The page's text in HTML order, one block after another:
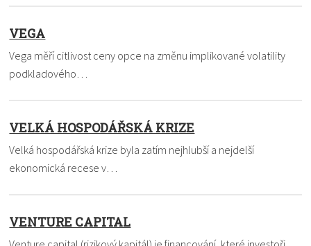
VEGA
Vega měří citlivost ceny opce na změnu implikované volatility
podkladového…
VELKÁ HOSPODÁŘSKÁ KRIZE
Velká hospodářská krize byla zatím nejhlubší a nejdelší
ekonomická recese v…
VENTURE CAPITAL